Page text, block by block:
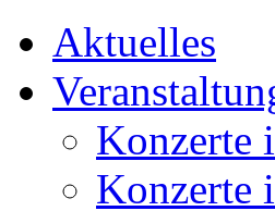
Aktuelles
Konzerte
Konzerte